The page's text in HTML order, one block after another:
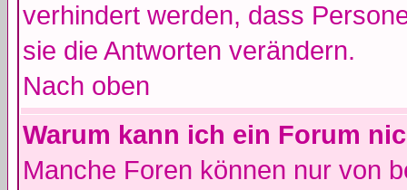
verhindert werden, dass
sie die Antworten verändern.
Nach oben
Warum kann ich ein Forum
Manche Foren können nur von